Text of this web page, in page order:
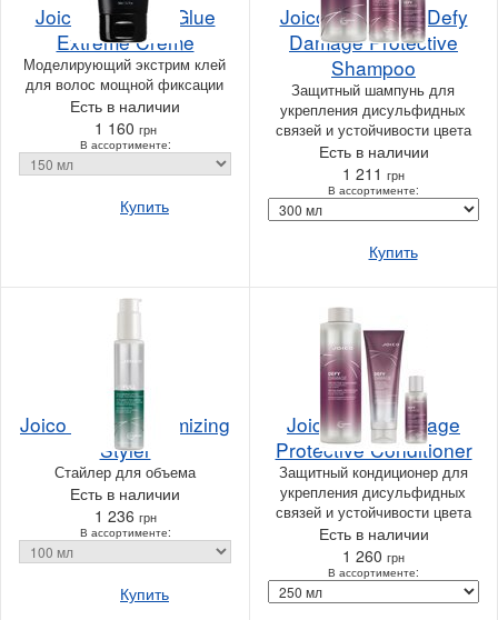
Joico Structure Glue
Extreme Creme
Моделирующий экстрим клей
для волос мощной фиксации
Есть в наличии
1 160 грн
В ассортименте:
Купить
Joico Protective Defy
Damage Protective
Shampoo
Защитный шампунь для
укрепления дисульфидных
связей и устойчивости цвета
Есть в наличии
1 211 грн
В ассортименте:
Купить
Joico JoiFull Volumizing
Styler
Стайлер для объема
Есть в наличии
1 236 грн
В ассортименте:
Купить
Joico Defy Damage
Protective Conditioner
Защитный кондиционер для
укрепления дисульфидных
связей и устойчивости цвета
Есть в наличии
1 260 грн
В ассортименте: